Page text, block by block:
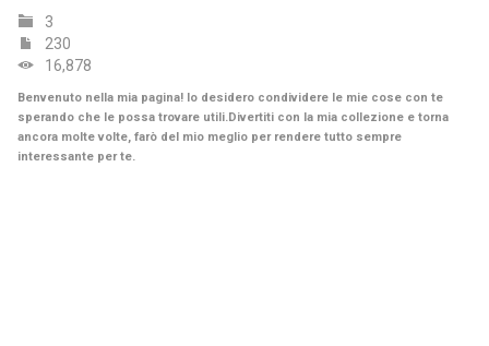
3
230
16,878
Benvenuto nella mia pagina! Io desidero condividere le mie cose con te
sperando che le possa trovare utili.Divertiti con la mia collezione e torna
ancora molte volte, farò del mio meglio per rendere tutto sempre
interessante per te.